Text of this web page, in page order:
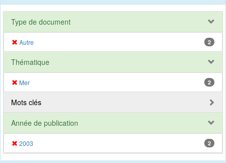
Type de document
Autre 2
Thématique
Mer 2
Mots clés
Année de publication
2003 2